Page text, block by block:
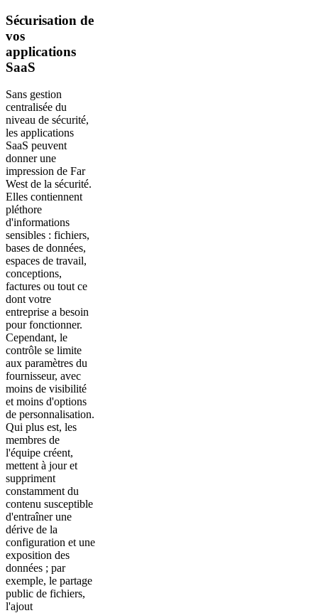
Sécurisation de
vos
applications
SaaS
Sans gestion
centralisée du
niveau de sécurité,
les applications
SaaS peuvent
donner une
impression de Far
West de la sécurité.
Elles contiennent
pléthore
d'informations
sensibles : fichiers,
bases de données,
espaces de travail,
conceptions,
factures ou tout ce
dont votre
entreprise a besoin
pour fonctionner.
Cependant, le
contrôle se limite
aux paramètres du
fournisseur, avec
moins de visibilité
et moins d'options
de personnalisation.
Qui plus est, les
membres de
l'équipe créent,
mettent à jour et
suppriment
constamment du
contenu susceptible
d'entraîner une
dérive de la
configuration et une
exposition des
données ; par
exemple, le partage
public de fichiers,
l'ajout